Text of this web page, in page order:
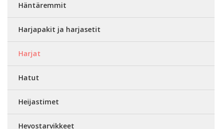
Häntäremmit
Harjapakit ja harjasetit
Harjat
Hatut
Heijastimet
Hevostarvikkeet